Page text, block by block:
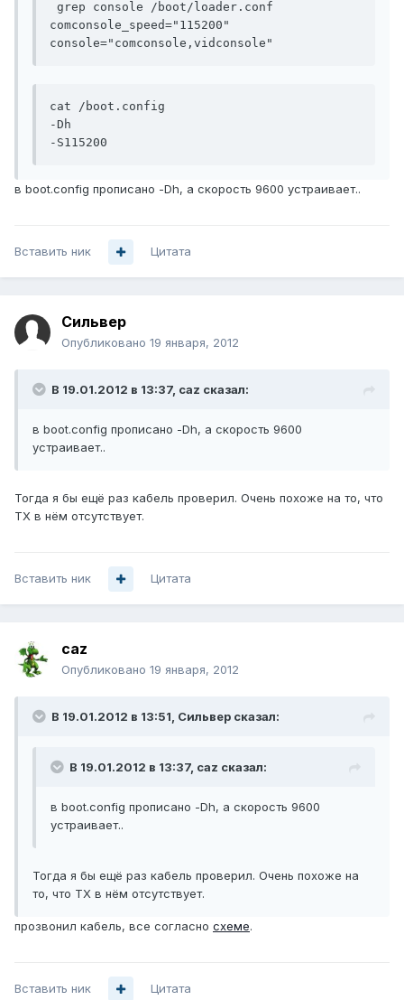
comconsole_speed="115200"
console="comconsole,vidconsole"
cat /boot.config
-Dh
-S115200
в boot.config прописано -Dh, а скорость 9600 устраивает..
Вставить ник Цитата
Сильвер
Опубликовано 19 января, 2012
В 19.01.2012 в 13:37, caz сказал:
в boot.config прописано -Dh, а скорость 9600
устраивает..
Тогда я бы ещё раз кабель проверил. Очень похоже на то, что
TX в нём отсутствует.
Вставить ник Цитата
caz
Опубликовано 19 января, 2012
В 19.01.2012 в 13:51, Сильвер сказал:
В 19.01.2012 в 13:37, caz сказал:
в boot.config прописано -Dh, а скорость 9600
устраивает..
Тогда я бы ещё раз кабель проверил. Очень похоже на
то, что TX в нём отсутствует.
прозвонил кабель, все согласно схеме.
Вставить ник Цитата